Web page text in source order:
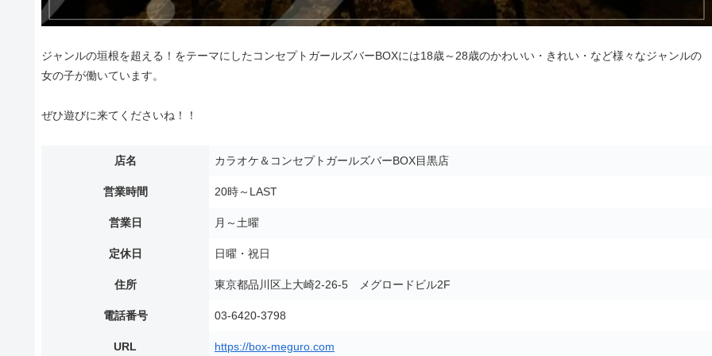
ジャンルの垣根を超える！をテーマにしたコンセプトガールズバーBOXには18歳～28歳のかわいい・きれい・など様々なジャンルの
女の子が働いています。
ぜひ遊びに来てくださいね！！
店名 カラオケ＆コンセプトガールズバーBOX目黒店
営業時間 20時～LAST
営業日 月～土曜
定休日 日曜・祝日
住所 東京都品川区上大崎2-26-5 メグロードビル2F
電話番号 03-6420-3798
URL https://box-meguro.com